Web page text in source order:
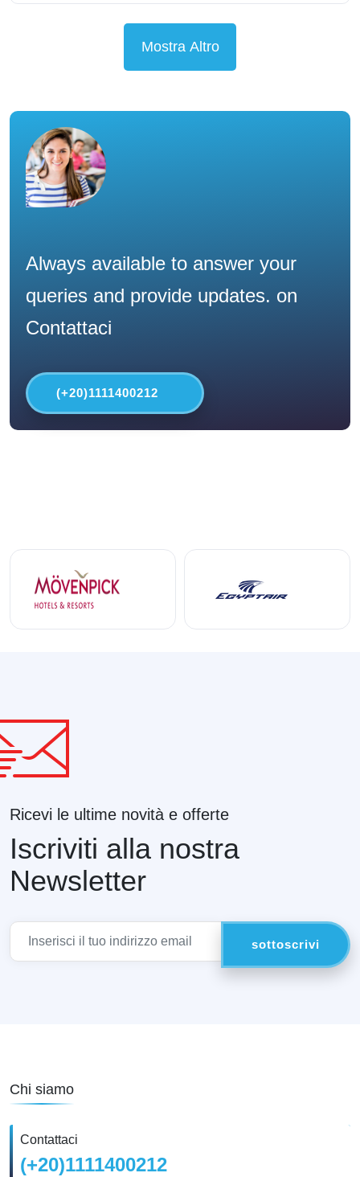
Mostra Altro
Always available to answer your
queries and provide updates. on
Contattaci
(+20)1111400212
Ricevi le ultime novità e offerte
Iscriviti alla nostra
Newsletter
Chi siamo
Contattaci
(+20)1111400212